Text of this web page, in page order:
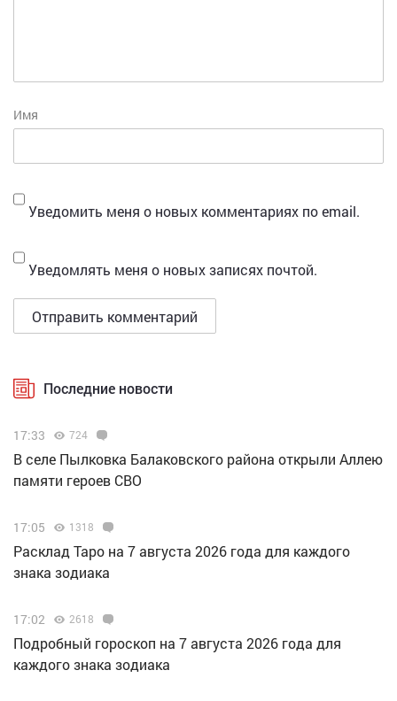
Имя
Уведомить меня о новых комментариях по email.
Уведомлять меня о новых записях почтой.
Последние новости
17:33 724
В селе Пылковка Балаковского района открыли Аллею
памяти героев СВО
17:05 1318
Расклад Таро на 7 августа 2026 года для каждого
знака зодиака
17:02 2618
Подробный гороскоп на 7 августа 2026 года для
каждого знака зодиака